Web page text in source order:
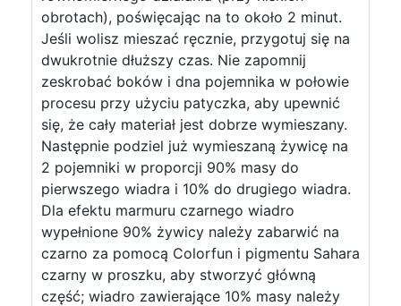
obrotach), poświęcając na to około 2 minut.
Jeśli wolisz mieszać ręcznie, przygotuj się na
dwukrotnie dłuższy czas. Nie zapomnij
zeskrobać boków i dna pojemnika w połowie
procesu przy użyciu patyczka, aby upewnić
się, że cały materiał jest dobrze wymieszany.
Następnie podziel już wymieszaną żywicę na
2 pojemniki w proporcji 90% masy do
pierwszego wiadra i 10% do drugiego wiadra.
Dla efektu marmuru czarnego wiadro
wypełnione 90% żywicy należy zabarwić na
czarno za pomocą Colorfun i pigmentu Sahara
czarny w proszku, aby stworzyć główną
część; wiadro zawierające 10% masy należy